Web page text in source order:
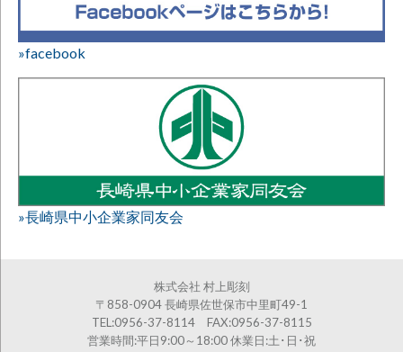
»facebook
»長崎県中小企業家同友会
株式会社 村上彫刻
〒858-0904 長崎県佐世保市中里町49-1
TEL:0956-37-8114 FAX:0956-37-8115
営業時間:平日9:00～18:00 休業日:土･日･祝